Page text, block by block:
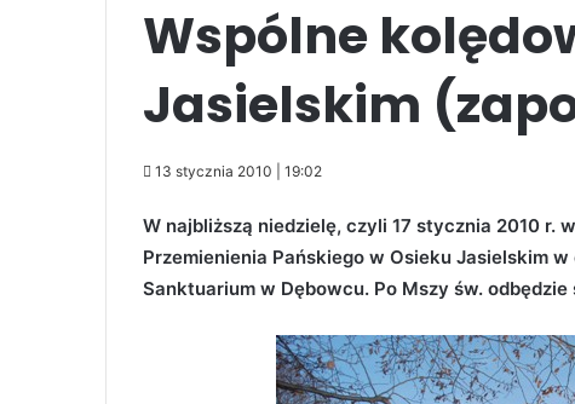
Wspólne
Jasielskim
13 stycznia 2010 | 19:02
W najbliższą niedzielę, czyli 17 stycznia 2010 r.
Przemienienia Pańskiego w Osieku Jasielskim
Sanktuarium w Dębowcu. Po Mszy św.